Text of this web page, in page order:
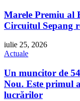
Marele Premiu al
Circuitul Sepang
iulie 25, 2026
Actuale
Un muncitor de
Nou. Este primul
lucrărilor